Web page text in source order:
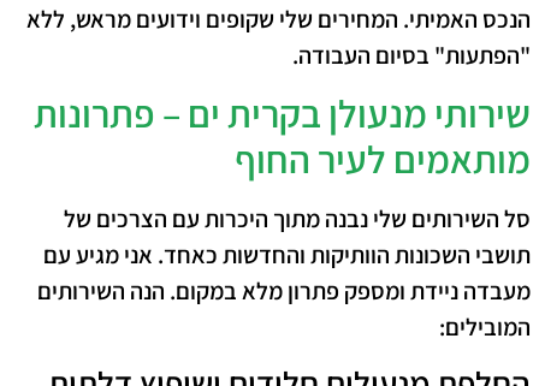
הנכס האמיתי. המחירים שלי שקופים וידועים מראש, ללא
"הפתעות" בסיום העבודה.
שירותי מנעולן בקרית ים – פתרונות
מותאמים לעיר החוף
סל השירותים שלי נבנה מתוך היכרות עם הצרכים של
תושבי השכונות הוותיקות והחדשות כאחד. אני מגיע עם
מעבדה ניידת ומספק פתרון מלא במקום. הנה השירותים
המובילים: